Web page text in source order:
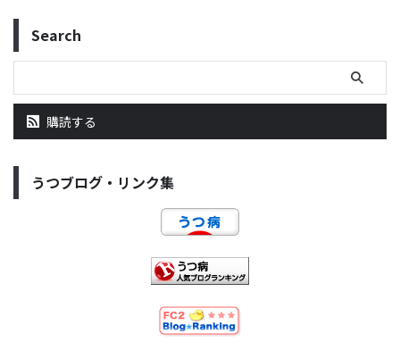
Search
購読する
うつブログ・リンク集